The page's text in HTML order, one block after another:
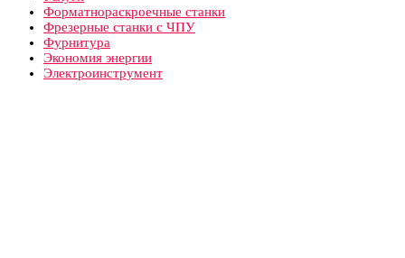
Форматнораскроечные станки
Фрезерные станки с ЧПУ
Фурнитура
Экономия энергии
Электроинструмент